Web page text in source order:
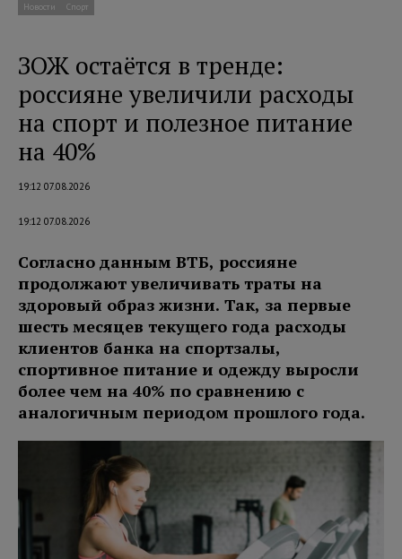
Новости Спорт
ЗОЖ остаётся в тренде:
россияне увеличили расходы
на спорт и полезное питание
на 40%
19:12 07.08.2026
19:12 07.08.2026
Согласно данным ВТБ, россияне
продолжают увеличивать траты на
здоровый образ жизни. Так, за первые
шесть месяцев текущего года расходы
клиентов банка на спортзалы,
спортивное питание и одежду выросли
более чем на 40% по сравнению с
аналогичным периодом прошлого года.